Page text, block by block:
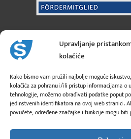
Upravljanje
kolačiće
Kako bismo vam pružili najbolje moguće
kolačića za pohranu i/ili pristup informacijama o
tehnologije, možemo obrađivati podatke poput
jedinstvenih identifikatora na ovoj web stranici.
povučete, određene značajke i funkcije mogu biti
Sanicus GmbH
Austrija
A-5101 Bergheim
info@sanicus.at
+43 662 260 26